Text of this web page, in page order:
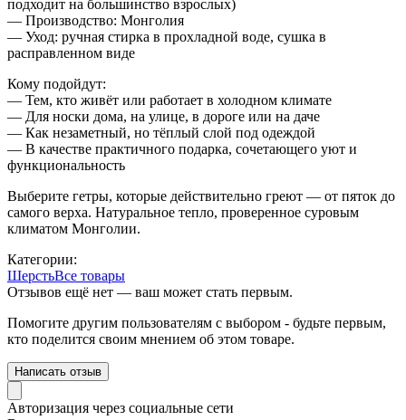
подходит на большинство взрослых)
— Производство: Монголия
— Уход: ручная стирка в прохладной воде, сушка в
расправленном виде
Кому подойдут:
— Тем, кто живёт или работает в холодном климате
— Для носки дома, на улице, в дороге или на даче
— Как незаметный, но тёплый слой под одеждой
— В качестве практичного подарка, сочетающего уют и
функциональность
Выберите гетры, которые действительно греют — от пяток до
самого верха. Натуральное тепло, проверенное суровым
климатом Монголии.
Категории:
ШерстьВсе товары
Отзывов ещё нет — ваш может стать первым.
Помогите другим пользователям с выбором - будьте первым,
кто поделится своим мнением об этом товаре.
Написать отзыв
Авторизация через социальные сети